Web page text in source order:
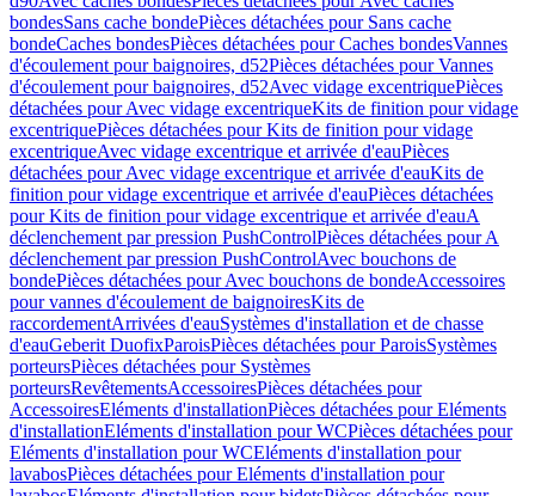
bondesSans cache bondePièces détachées pour Sans cache
bondeCaches bondesPièces détachées pour Caches bondesVannes
d'écoulement pour baignoires, d52Pièces détachées pour Vannes
d'écoulement pour baignoires, d52Avec vidage excentriquePièces
détachées pour Avec vidage excentriqueKits de finition pour vidage
excentriquePièces détachées pour Kits de finition pour vidage
excentriqueAvec vidage excentrique et arrivée d'eauPièces
détachées pour Avec vidage excentrique et arrivée d'eauKits de
finition pour vidage excentrique et arrivée d'eauPièces détachées
pour Kits de finition pour vidage excentrique et arrivée d'eauA
déclenchement par pression PushControlPièces détachées pour A
déclenchement par pression PushControlAvec bouchons de
bondePièces détachées pour Avec bouchons de bondeAccessoires
pour vannes d'écoulement de baignoiresKits de
raccordementArrivées d'eauSystèmes d'installation et de chasse
d'eauGeberit DuofixParoisPièces détachées pour ParoisSystèmes
porteursPièces détachées pour Systèmes
porteursRevêtementsAccessoiresPièces détachées pour
AccessoiresEléments d'installationPièces détachées pour Eléments
d'installationEléments d'installation pour WCPièces détachées pour
Eléments d'installation pour WCEléments d'installation pour
lavabosPièces détachées pour Eléments d'installation pour